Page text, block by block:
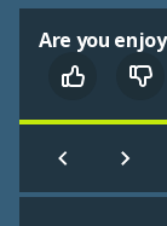
Are you